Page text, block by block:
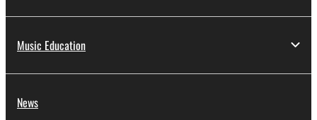
Music Education
News